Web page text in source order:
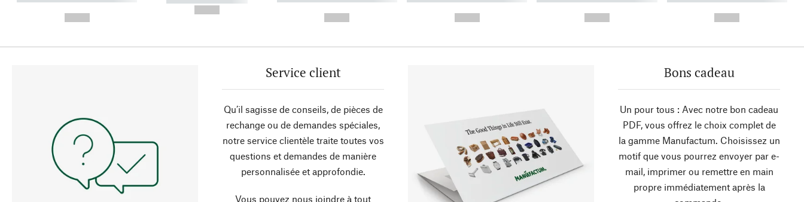
Service client
Qu’il sagisse de conseils, de pièces de
rechange ou de demandes spéciales,
notre service clientèle traite toutes vos
questions et demandes de manière
personnalisée et approfondie.
Vous pouvez nous joindre à tout
Bons cadeau
Un pour tous : Avec notre bon cadeau
PDF, vous offrez le choix complet de
la gamme Manufactum. Choisissez un
motif que vous pourrez envoyer par e-
mail, imprimer ou remettre en main
propre immédiatement après la